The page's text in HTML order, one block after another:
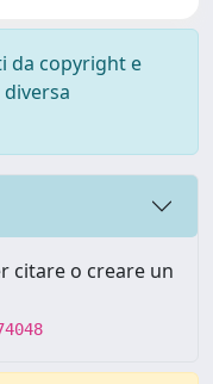
da copyright e
citare o creare un